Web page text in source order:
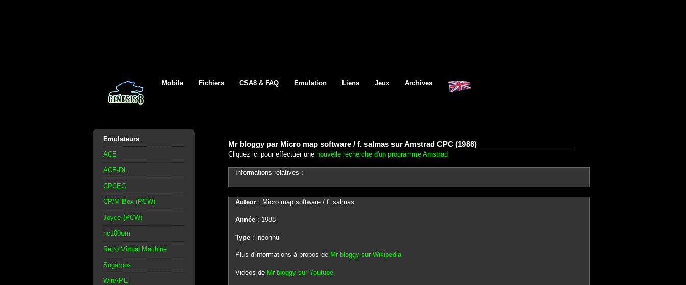
Mobile Fichiers CSA8 & FAQ Emulation Liens Jeux Archives
Emulateurs
ACE
ACE-DL
CPCEC
CP/M Box (PCW)
Joyce (PCW)
nc100em
Retro Virtual Machine
Sugarbox
WinAPE
Mr bloggy par Micro map software / f. salmas sur Amstrad CPC (1988)
Cliquez ici pour effectuer une nouvelle recherche d'un programme Amstrad
Informations relatives :
Auteur: Micro map software / f. salmas
Année: 1988
Type: inconnu
Plus d'informations à propos de Mr bloggy sur Wikipedia
Vidéos de Mr bloggy sur Youtube